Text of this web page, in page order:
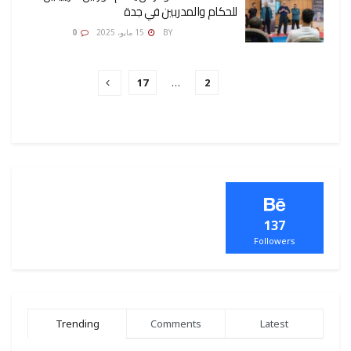
للحكام والمدربين في جدة
BY
2
…
17
137
Followers
Trending Comments Latest